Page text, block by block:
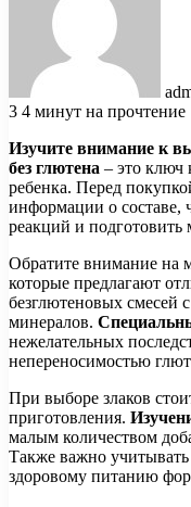
3 4 минут на прочтение
Изучите внимание к
без глютена – это ключ
ребенка. Перед
информации о составе,
реакций и
Обратите внимание на
которые предлагают
безглютеновых смесей
минералов.
нежелательных
непереносимостью
При выборе злаков
приготовления.
малым количеством
Также важно
здоровому питанию